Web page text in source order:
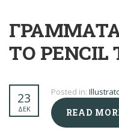
ΓΡΆΜΜΑΤΑ
ΤΟ PENCIL
23
ΔΕΚ
Posted in:
READ